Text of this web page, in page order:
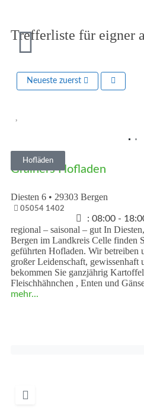
Trefferliste für eigner
Neueste zuerst
Hofläden
Gralhers Hofladen
Diesten 6 • 29303 Bergen
05054 1402
: 08:00 -
regional – saisonal – gut In
Bergen im Landkreis Celle finden
geführten Hofladen. Wir betreiben
großer Leidenschaft, gewissenhaft
bekommen Sie ganzjährig
Fleischhähnchen , Enten und
mehr...